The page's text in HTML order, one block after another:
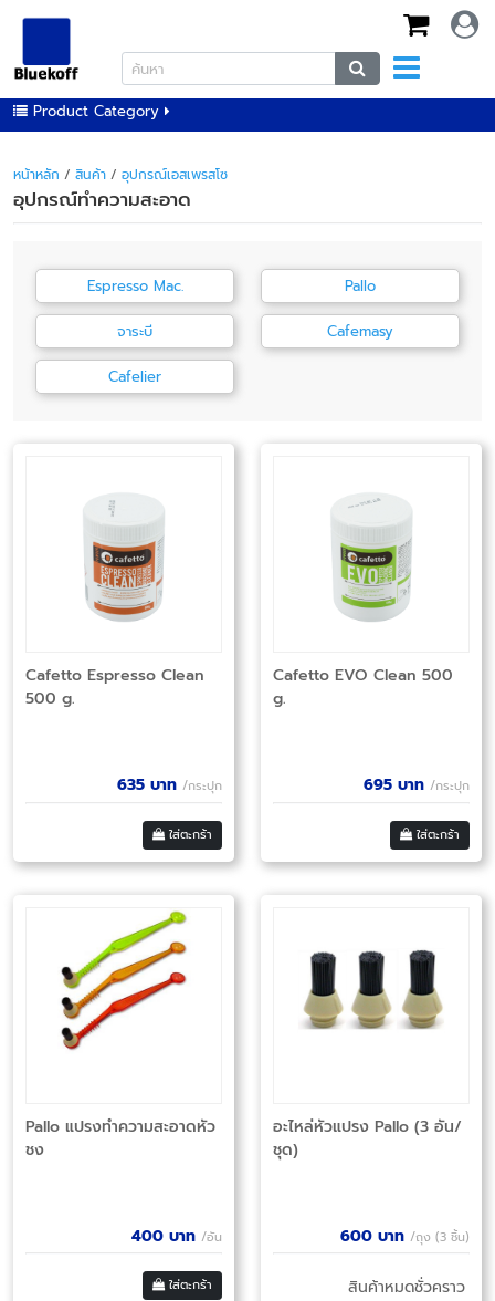
Product Category
หน้าหลัก / สินค้า / อุปกรณ์เอสเพรสโซ
อุปกรณ์ทำความสะอาด
Espresso Mac. Pallo
จาระบี Cafemasy
Cafelier
Cafetto Espresso Clean
500 g.
635 บาท /กระปุก
ใส่ตะกร้า
Cafetto EVO Clean 500
g.
695 บาท /กระปุก
ใส่ตะกร้า
Pallo แปรงทำความสะอาดหัว
ชง
400 บาท /อัน
ใส่ตะกร้า
อะไหล่หัวแปรง Pallo (3 อัน/
ชุด)
600 บาท /ถุง (3 ชิ้น)
สินค้าหมดชั่วคราว